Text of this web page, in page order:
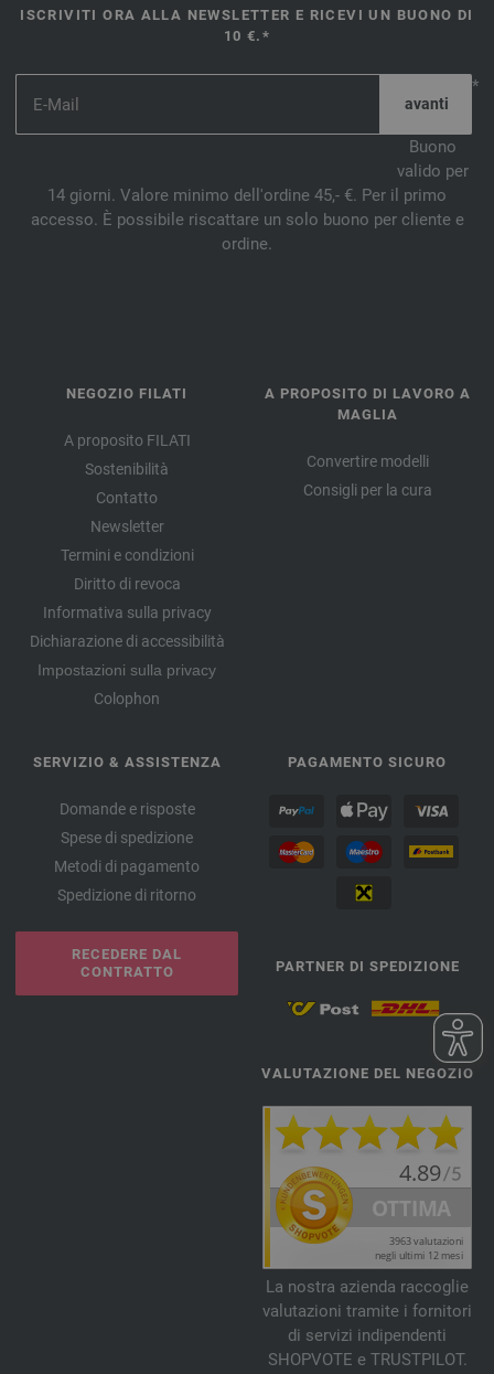
ISCRIVITI ORA ALLA NEWSLETTER E RICEVI UN BUONO DI
10 €.*
*
Buono
valido per
14 giorni. Valore minimo dell'ordine 45,- €. Per il primo
accesso. È possibile riscattare un solo buono per cliente e
ordine.
NEGOZIO FILATI
A proposito FILATI
Sostenibilità
Contatto
Newsletter
Termini e condizioni
Diritto di revoca
Informativa sulla privacy
Dichiarazione di accessibilità
Impostazioni sulla privacy
Colophon
A PROPOSITO DI LAVORO A
MAGLIA
Convertire modelli
Consigli per la cura
SERVIZIO & ASSISTENZA
Domande e risposte
Spese di spedizione
Metodi di pagamento
Spedizione di ritorno
RECEDERE DAL
CONTRATTO
PAGAMENTO SICURO
PARTNER DI SPEDIZIONE
VALUTAZIONE DEL NEGOZIO
La nostra azienda raccoglie
valutazioni tramite i fornitori
di servizi indipendenti
SHOPVOTE e TRUSTPILOT.